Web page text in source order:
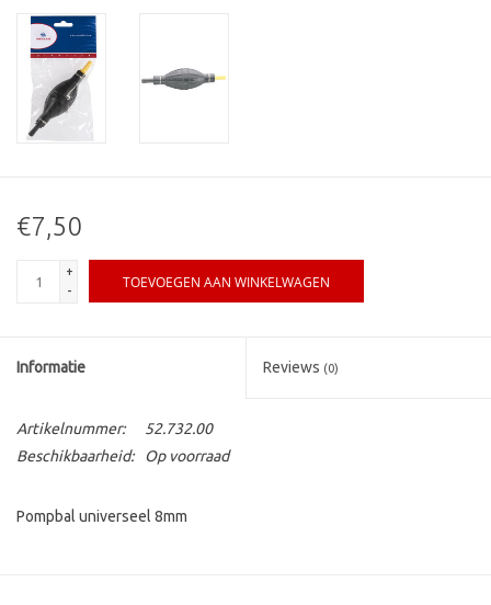
€7,50
+
-
TOEVOEGEN AAN WINKELWAGEN
Informatie Reviews (0)
Artikelnummer:
52.732.00
Beschikbaarheid:
Op voorraad
Pompbal universeel 8mm